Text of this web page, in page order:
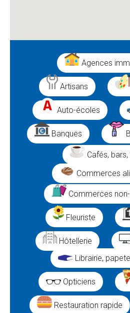
Agences
Artisans
Auto-écoles
Banques
Cafés,
Commerces
Commerces
Fleuriste
Hôtellerie
Librairie,
Opticiens
Restauration rapide